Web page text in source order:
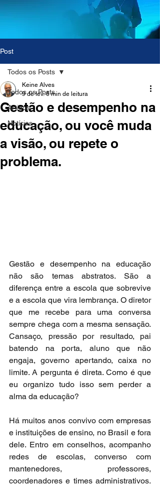
Post
Todos os Posts
Artigos
Notícias
Todos os Posts
Gestão e desempenho na
educação, ou você muda
a visão, ou repete o
problema.
Keine Alves
9 de fev. 6 min de leitura
Gestão e desempenho na educação
não são temas abstratos. São a
diferença entre a escola que sobrevive
e a escola que vira lembrança. O diretor
que me recebe para uma conversa
sempre chega com a mesma sensação.
Cansaço, pressão por resultado, pai
batendo na porta, aluno que não
engaja, governo apertando, caixa no
limite. A pergunta é direta. Como é que
eu organizo tudo isso sem perder a
alma da educação?
Há muitos anos convivo com empresas
e instituições de ensino, no Brasil e fora
dele. Entro em conselhos, acompanho
redes de escolas, converso com
mantenedores, professores,
coordenadores e times administrativos.